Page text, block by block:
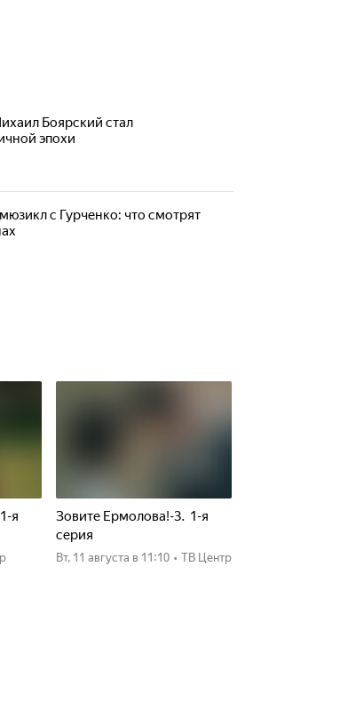
Боярский стал
эпохи
с Гурченко: что смотрят
я
Зовите Ермолова!-3. 1-я
серия
вт, 11 августа в 11:10 • ТВ Центр